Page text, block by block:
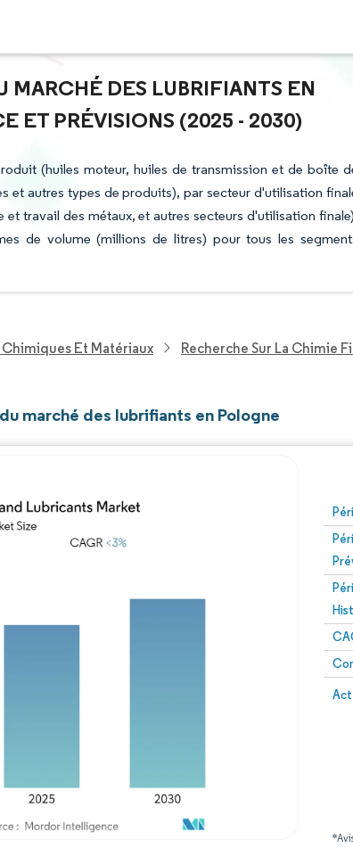
MARCHÉ DES LUBRIFIANTS EN
ET PRÉVISIONS (2025 - 2030)
(huiles moteur, huiles de transmission et de boîte
et autres types de produits), par secteur d'utilisation
travail des métaux, et autres secteurs d'utilisation
de volume (millions de litres) pour tous les
Et Matériaux Recherche Sur La Chimie
marché des lubrifiants en Pologne